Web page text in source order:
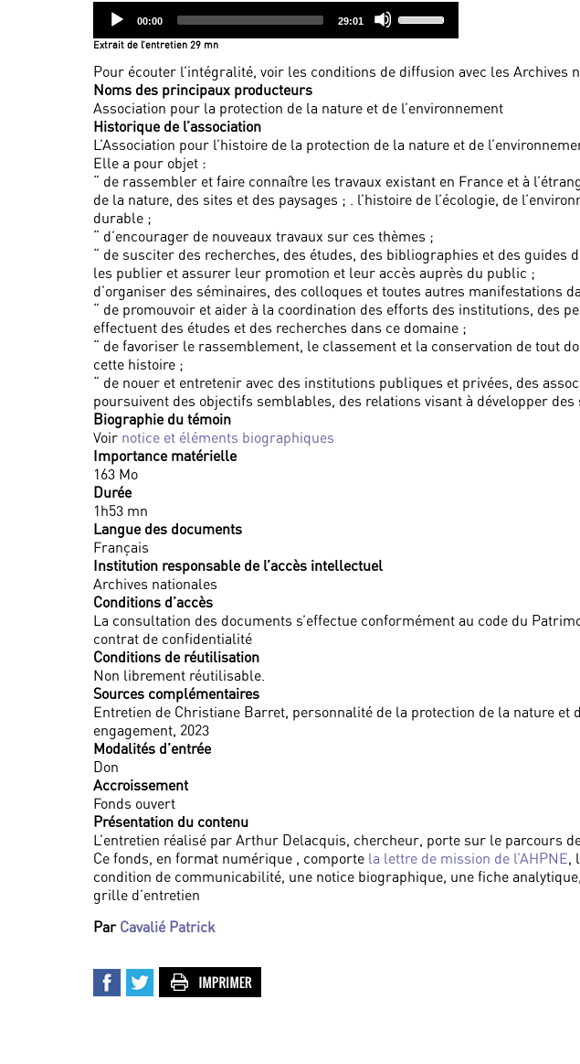
Audio
Player
Current
00:00
Total
29:01
Up/Down
keys
increase
decrease
Extrait de l’entretien 29 mn
Pour écouter l’intégralité, voir les conditions de diffusion avec les Archives
Noms des principaux producteurs
Association pour la protection de la nature et de l’environnement
Historique de l’association
L’Association pour l’histoire de la protection de la nature et de
Elle a pour objet :
“ de rassembler et faire connaître les travaux existant en France et à
de la nature, des sites et des paysages ; . l’histoire de l’écologie, de
durable ;
“ d’encourager de nouveaux travaux sur ces thèmes ;
“ de susciter des recherches, des études, des bibliographies et des guides
les publier et assurer leur promotion et leur accès auprès du public ;
d’organiser des séminaires, des colloques et toutes autres manifestations
“ de promouvoir et aider à la coordination des efforts des institutions, des
effectuent des études et des recherches dans ce domaine ;
“ de favoriser le rassemblement, le classement et la conservation de tout
cette histoire ;
“ de nouer et entretenir avec des institutions publiques et privées, des
poursuivent des objectifs semblables, des relations visant à développer des
Biographie du témoin
Voir notice et éléments biographiques
Importance matérielle
163 Mo
Durée
1h53 mn
Langue des documents
Français
Institution responsable de l’accès intellectuel
Archives nationales
Conditions d’accès
La consultation des documents s’effectue conformément au code du
contrat de confidentialité
Conditions de réutilisation
Non librement réutilisable.
Sources complémentaires
Entretien de Christiane Barret, personnalité de la protection de la nature et
engagement, 2023
Modalités d’entrée
Don
Accroissement
Fonds ouvert
Présentation du contenu
L’entretien réalisé par Arthur Delacquis, chercheur, porte sur le parcours
Ce fonds, en format numérique , comporte la lettre de mission de l’AHPNE,
condition de communicabilité, une notice biographique, une fiche
grille d’entretien
Par Cavalié Patrick